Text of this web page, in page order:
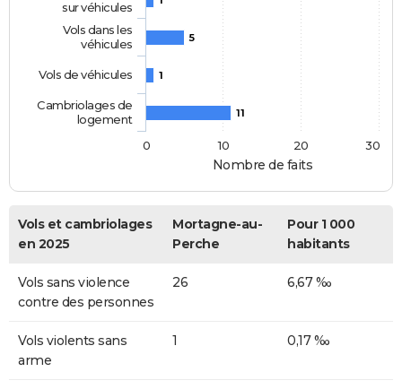
Nombre de faits
5
1
11
sur véhicules
Vols dans les
véhicules
Vols de véhicules
Cambriolages de
logement
0
10 20 30
Vols et cambriolages
en 2025
Mortagne-au-
Perche
Pour 1 000
habitants
Vols sans violence
contre des personnes
26 6,67 ‰
Vols violents sans
arme
1 0,17 ‰